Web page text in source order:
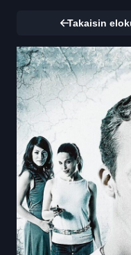
Takaisin